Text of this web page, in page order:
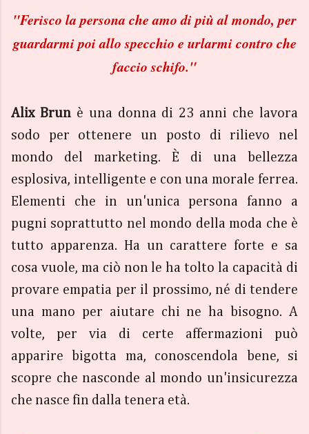
"Ferisco la persona che amo di più al mondo, per
guardarmi poi allo specchio e urlarmi contro che
faccio schifo."
Alix Brun è una donna di 23 anni che lavora
sodo per ottenere un posto di rilievo nel
mondo del marketing. È di una bellezza
esplosiva, intelligente e con una morale ferrea.
Elementi che in un'unica persona fanno a
pugni soprattutto nel mondo della moda che è
tutto apparenza. Ha un carattere forte e sa
cosa vuole, ma ciò non le ha tolto la capacità di
provare empatia per il prossimo, né di tendere
una mano per aiutare chi ne ha bisogno. A
volte, per via di certe affermazioni può
apparire bigotta ma, conoscendola bene, si
scopre che nasconde al mondo un'insicurezza
che nasce fin dalla tenera età.